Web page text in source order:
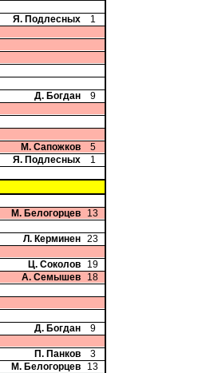
Я. Подлесных
1
Д. Богдан
9
М. Сапожков
5
Я. Подлесных
1
М. Белогорцев
13
Л. Керминен 23
Ц. Соколов
19
А. Семышев
18
Д. Богдан
9
П. Панков
3
М. Белогорцев
13